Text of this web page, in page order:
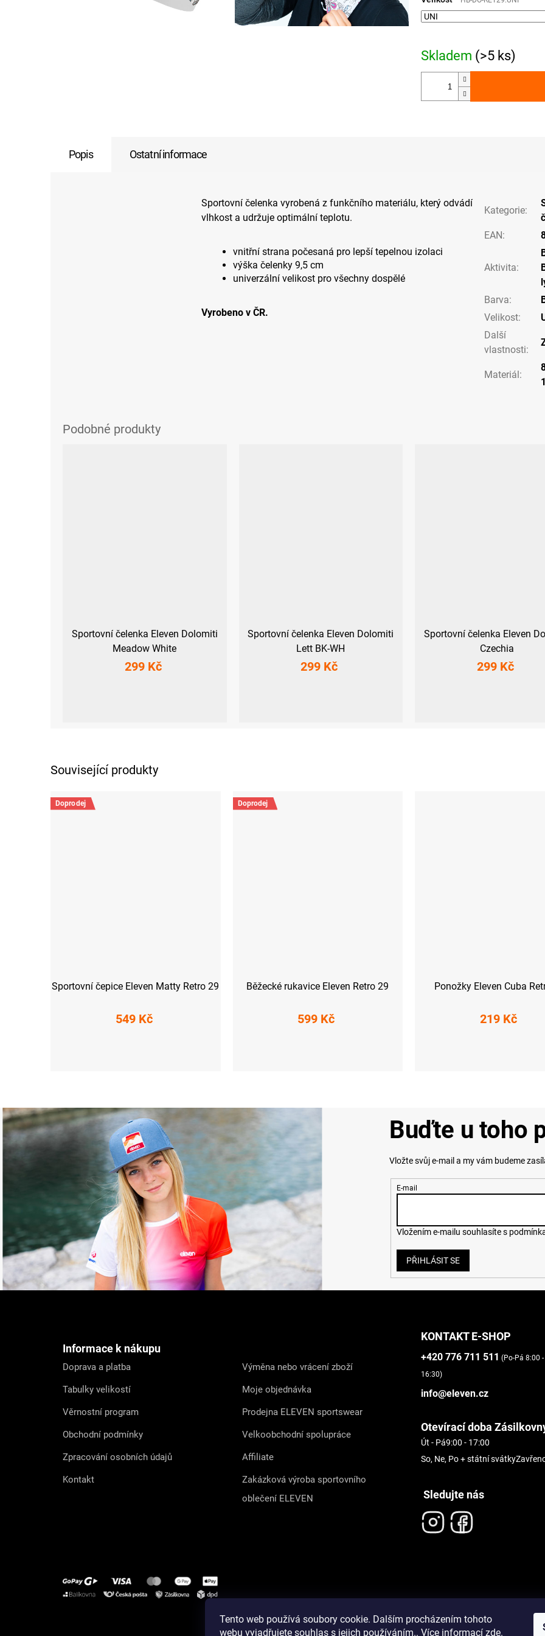
Tento web používá soubory cookie. Dalším procházením tohoto
webu vyjadřujete souhlas s jejich používáním.. Více informací zde.
Skladem (>5 ks)
Související produkty
Doprodej
Sportovní čepice Eleven Matty Retro 29
549 Kč
Doprodej
Běžecké rukavice Eleven Retro 29
599 Kč
Ponožky Eleven Cuba
219 Kč
Popis Ostatní informace
Sportovní čelenka vyrobená z funkčního materiálu, který odvádí
vlhkost a udržuje optimální teplotu.
vnitřní strana počesaná pro lepší tepelnou izolaci
výška čelenky 9,5 cm
univerzální velikost pro všechny dospělé
Vyrobeno v ČR.
Kategorie:
EAN:
Aktivita:
Barva:
Velikost:
Další
vlastnosti:
Materiál:
Sportovní čelenka Eleven Dolomiti
Meadow White
299 Kč
Sportovní čelenka Eleven Dolomiti
Lett BK-WH
299 Kč
Sportovní čelenka Eleven
Czechia
299 Kč
Buďte u toho
Vložte svůj e-mail a my vám budeme
E-mail
Vložením e-mailu souhlasíte s
PŘIHLÁSIT SE
Informace k nákupu
Doprava a platba
Tabulky velikostí
Věrnostní program
Obchodní podmínky
Zpracování osobních údajů
Kontakt
Výměna nebo vrácení zboží
Moje objednávka
Prodejna ELEVEN sportswear
Velkoobchodní spolupráce
Affiliate
Zakázková výroba sportovního
oblečení ELEVEN
KONTAKT E-SHOP
+420 776 711 511 (Po-Pá 8:00 -
16:30)
info@eleven.cz
Otevírací doba
Út - Pá9:00 - 17:00
So, Ne, Po + státní svátky
Sledujte nás